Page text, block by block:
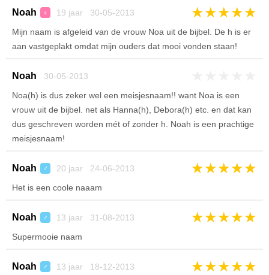
Noah ♀ 19 jaar 30-05-2013 ★★★★★
Mijn naam is afgeleid van de vrouw Noa uit de bijbel. De h is er
aan vastgeplakt omdat mijn ouders dat mooi vonden staan!
Noah 30-05-2013
Noa(h) is dus zeker wel een meisjesnaam!! want Noa is een
vrouw uit de bijbel. net als Hanna(h), Debora(h) etc. en dat kan
dus geschreven worden mét of zonder h. Noah is een prachtige
meisjesnaam!
Noah ♂ 20 jaar 24-06-2013 ★★★★★
Het is een coole naaam
Noah ♂ 13 jaar 31-08-2013 ★★★★★
Supermooie naam
Noah ♂ 13 jaar 18-12-2013 ★★★★★